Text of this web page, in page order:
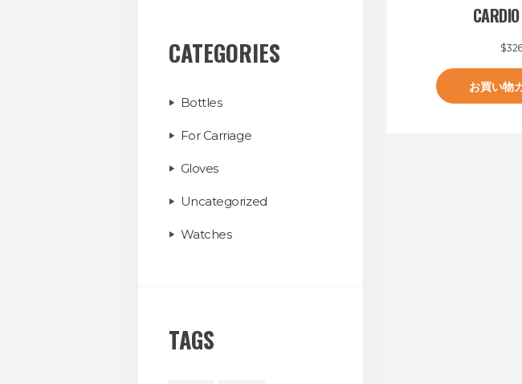
$
お買い物
CATEGORIES
Bottles
For Carriage
Gloves
Uncategorized
Watches
TAGS